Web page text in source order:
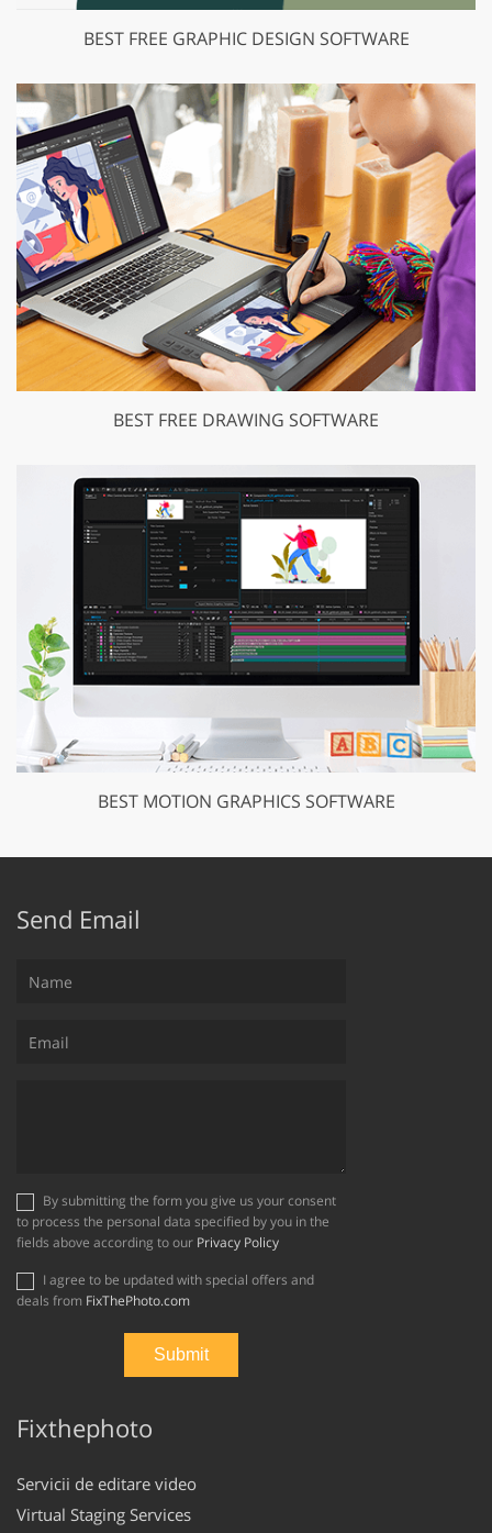
BEST FREE GRAPHIC DESIGN SOFTWARE
BEST FREE DRAWING SOFTWARE
BEST MOTION GRAPHICS SOFTWARE
Send Email
to process the personal data specified by you in the
fields above according to our Privacy Policy
deals from FixThePhoto.com
Fixthephoto
Servicii de editare video
Virtual Staging Services